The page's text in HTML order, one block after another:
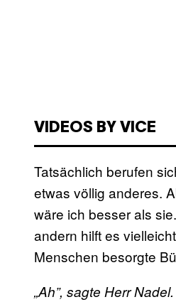
VIDEOS BY VICE
Tatsächlich berufen
etwas völlig anderes.
wäre ich besser als
andern hilft es
Menschen besorgte
„Ah”, sagte Herr